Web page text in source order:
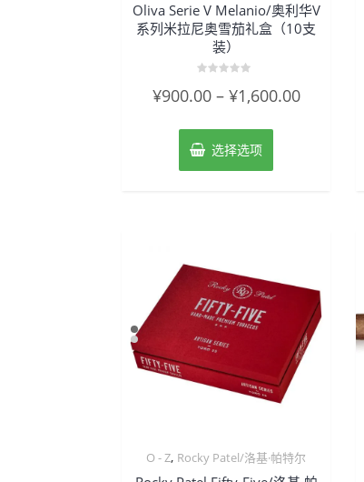
Oliva Serie V Melanio/奥利华V
系列米拉尼奥雪茄礼盒（10支
装）
分
5
¥900.00– ¥1,600.00
选择选项
O - Z, Rocky Patel/洛基·帕特尔